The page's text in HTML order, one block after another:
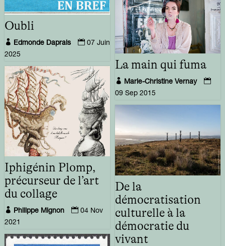
Oubli
 Edmonde Daprais  07 Juin
2025
La main qui fuma
 Marie-Christine Vernay

09 Sep 2015
Iphigénin Plomp,
précurseur de l’art
du collage
 Philippe Mignon  04 Nov
2021
De la
démocratisation
culturelle à la
démocratie du
vivant